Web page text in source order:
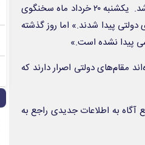
ضد و نقیض بسیاری در مورد این اتفاق به صورت رسمی و غیر رسمی منتشر شد. یکشنبه ۲۰ خرداد ماه سخنگوی
پیدا شدند.» اما روز گذشته
مقام‌های دولتی اصرار دارند که
آگاه به اطلاعات جدیدی راجع به